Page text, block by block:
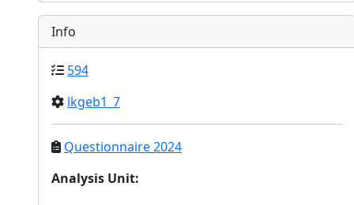
Info
594
lkgeb1_7
Questionnaire 2024
Analysis Unit: